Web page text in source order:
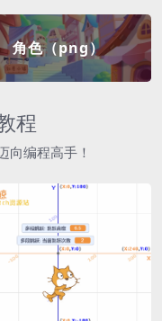
角色（png）
程
向编程高手！